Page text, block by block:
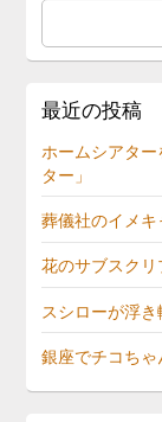
最近の投稿
ホームシアタ
ター」
葬儀社のイメ
花のサブスク
スシローが浮
銀座でチコち